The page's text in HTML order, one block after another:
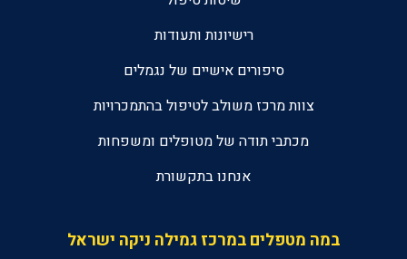
רישיונות ותעודות
סיפורים אישיים של נגמלים
צוות מרכז משולב לטיפול בהתמכרויות
מכתבי תודה של מטופלים ומשפחות
אנחנו בתקשורת
במה מטפלים במרכז גמילה ניקה ישראל